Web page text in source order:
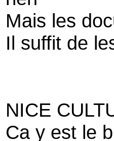
Mais les
Il suffit de
NICE
Ca y est le